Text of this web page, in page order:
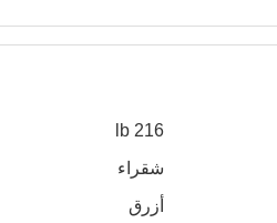
216 lb
شقراء
أزرق